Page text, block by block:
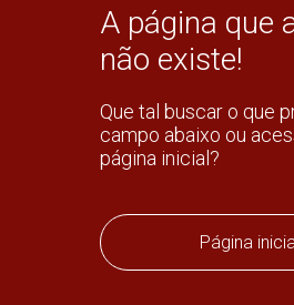
A página que
não existe!
Que tal buscar o que
campo abaixo ou
página inicial?
Página